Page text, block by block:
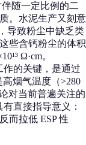
随一定比例的二
。水泥生产又刻意
导致粉尘中缺乏类
些含钙粉尘的体积
Ω·cm。
作的关键，是通过
烟气温度（>280
对当前普遍关注的
直接指导意义：
而拉低 ESP 性